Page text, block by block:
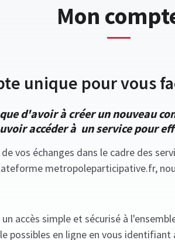
Mon
unique pour vous
d'avoir à créer un nouveau
accéder à un service pour
vos échanges dans le cadre des
metropoleparticipative.fr,
accès simple et sécurisé à
possibles en ligne en vous